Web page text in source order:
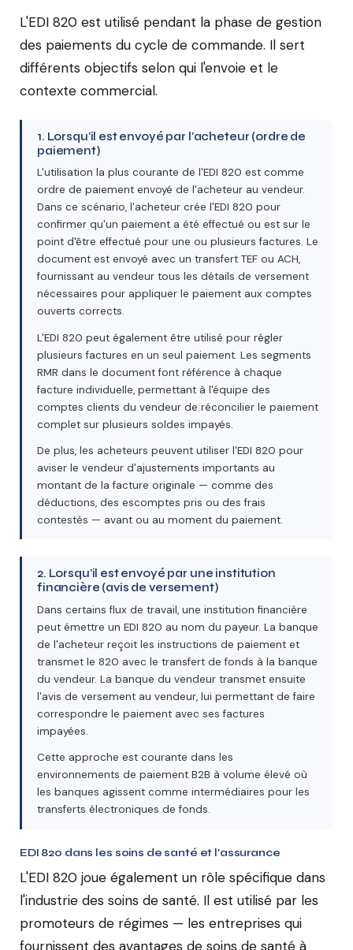
L'EDI 820 est utilisé pendant la phase de gestion
des paiements du cycle de commande. Il sert
différents objectifs selon qui l'envoie et le
contexte commercial.
1. Lorsqu'il est envoyé par l'acheteur (ordre de
paiement)
L'utilisation la plus courante de l'EDI 820 est comme
ordre de paiement envoyé de l'acheteur au vendeur.
Dans ce scénario, l'acheteur crée l'EDI 820 pour
confirmer qu'un paiement a été effectué ou est sur le
point d'être effectué pour une ou plusieurs factures. Le
document est envoyé avec un transfert TEF ou ACH,
fournissant au vendeur tous les détails de versement
nécessaires pour appliquer le paiement aux comptes
ouverts corrects.
L'EDI 820 peut également être utilisé pour régler
plusieurs factures en un seul paiement. Les segments
RMR dans le document font référence à chaque
facture individuelle, permettant à l'équipe des
comptes clients du vendeur de réconcilier le paiement
complet sur plusieurs soldes impayés.
De plus, les acheteurs peuvent utiliser l'EDI 820 pour
aviser le vendeur d'ajustements importants au
montant de la facture originale — comme des
déductions, des escomptes pris ou des frais
contestés — avant ou au moment du paiement.
2. Lorsqu'il est envoyé par une institution
financière (avis de versement)
Dans certains flux de travail, une institution financière
peut émettre un EDI 820 au nom du payeur. La banque
de l'acheteur reçoit les instructions de paiement et
transmet le 820 avec le transfert de fonds à la banque
du vendeur. La banque du vendeur transmet ensuite
l'avis de versement au vendeur, lui permettant de faire
correspondre le paiement avec ses factures
impayées.
Cette approche est courante dans les
environnements de paiement B2B à volume élevé où
les banques agissent comme intermédiaires pour les
transferts électroniques de fonds.
EDI 820 dans les soins de santé et l'assurance
L'EDI 820 joue également un rôle spécifique dans
l'industrie des soins de santé. Il est utilisé par les
promoteurs de régimes — les entreprises qui
fournissent des avantages de soins de santé à